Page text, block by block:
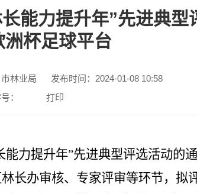
能力提升年”先进典
洲杯足球平台
林业局
发布时间：2024-01-08 10:58
：
打印
力提升年”先进典型评选活动的通
长办审核、专家评审等环节，拟